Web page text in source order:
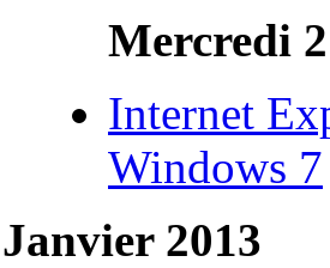
Mercredi
Internet
Windows 7
2013